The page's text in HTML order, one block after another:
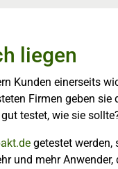
liegen
Kunden einerseits
Firmen geben sie
testet, wie sie
getestet werden,
und mehr